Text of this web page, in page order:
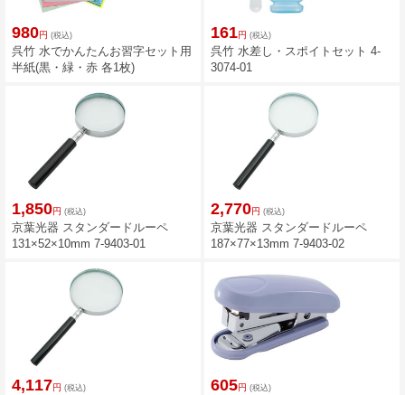
980円 (税込)
呉竹 水でかんたんお習字セット用
半紙(黒・緑・赤 各1枚)
161円 (税込)
呉竹 水差し・スポイトセット 4-
3074-01
1,850円 (税込)
京葉光器 スタンダードルーペ
131×52×10mm 7-9403-01
2,770円 (税込)
京葉光器 スタンダードルーペ
187×77×13mm 7-9403-02
4,117円 (税込) 605円 (税込)